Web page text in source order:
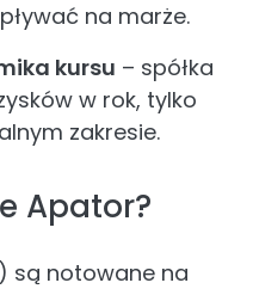
na marże.
kursu – spółka
w rok, tylko
zakresie.
Apator?
są notowane na